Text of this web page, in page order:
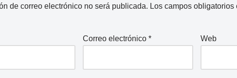
de correo electrónico no será publicada. Los campos obligatorios
Correo electrónico* Web